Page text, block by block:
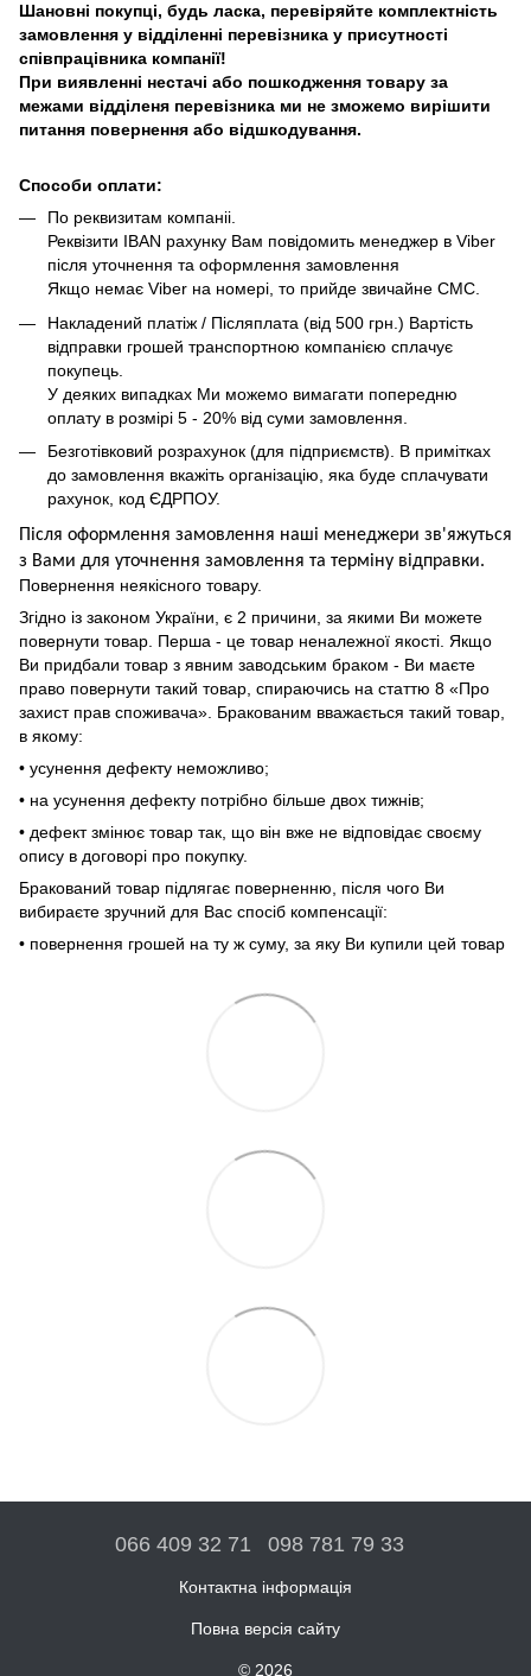
Шановні покупці, будь ласка, перевіряйте комплектність
замовлення у відділенні перевізника у присутності
співпрацівника компанії!
При виявленні нестачі або пошкодження товару за
межами відділеня перевізника ми не зможемо вирішити
питання повернення або відшкодування.
Способи оплати:
По реквизитам компаніі.
Реквізити IBAN рахунку Вам повідомить менеджер в Viber
після уточнення та оформлення замовлення
Якщо немає Viber на номері, то прийде звичайне СМС.
Накладений платіж / Післяплата (від 500 грн.) Вартість
відправки грошей транспортною компанією сплачує
покупець.
У деяких випадках Ми можемо вимагати попередню
оплату в розмірі 5 - 20% від суми замовлення.
Безготівковий розрахунок (для підприємств). В примітках
до замовлення вкажіть організацію, яка буде сплачувати
рахунок, код ЄДРПОУ.
Після оформлення замовлення наші менеджери зв'яжуться
з Вами для уточнення замовлення та терміну відправки.
Повернення неякісного товару.
Згідно із законом України, є 2 причини, за якими Ви можете
повернути товар. Перша - це товар неналежної якості. Якщо
Ви придбали товар з явним заводським браком - Ви маєте
право повернути такий товар, спираючись на статтю 8 «Про
захист прав споживача». Бракованим вважається такий товар,
в якому:
• усунення дефекту неможливо;
• на усунення дефекту потрібно більше двох тижнів;
• дефект змінює товар так, що він вже не відповідає своєму
опису в договорі про покупку.
Бракований товар підлягає поверненню, після чого Ви
вибираєте зручний для Вас спосіб компенсації:
• повернення грошей на ту ж суму, за яку Ви купили цей товар
066 409 32 71 098 781 79 33
Контактна інформація
Повна версія сайту
© 2026